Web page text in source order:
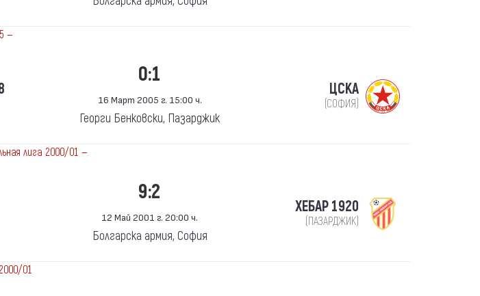
—
0:1
16 Март 2005 г. 15:00 ч.
Георги Бенковски, Пазарджик
ЦСКА
(СОФИЯ)
лига 2000/01 —
9:2
12 Май 2001 г. 20:00 ч.
Болгарска армия, София
ХЕБАР 1920
(ПАЗАРДЖИК)
01